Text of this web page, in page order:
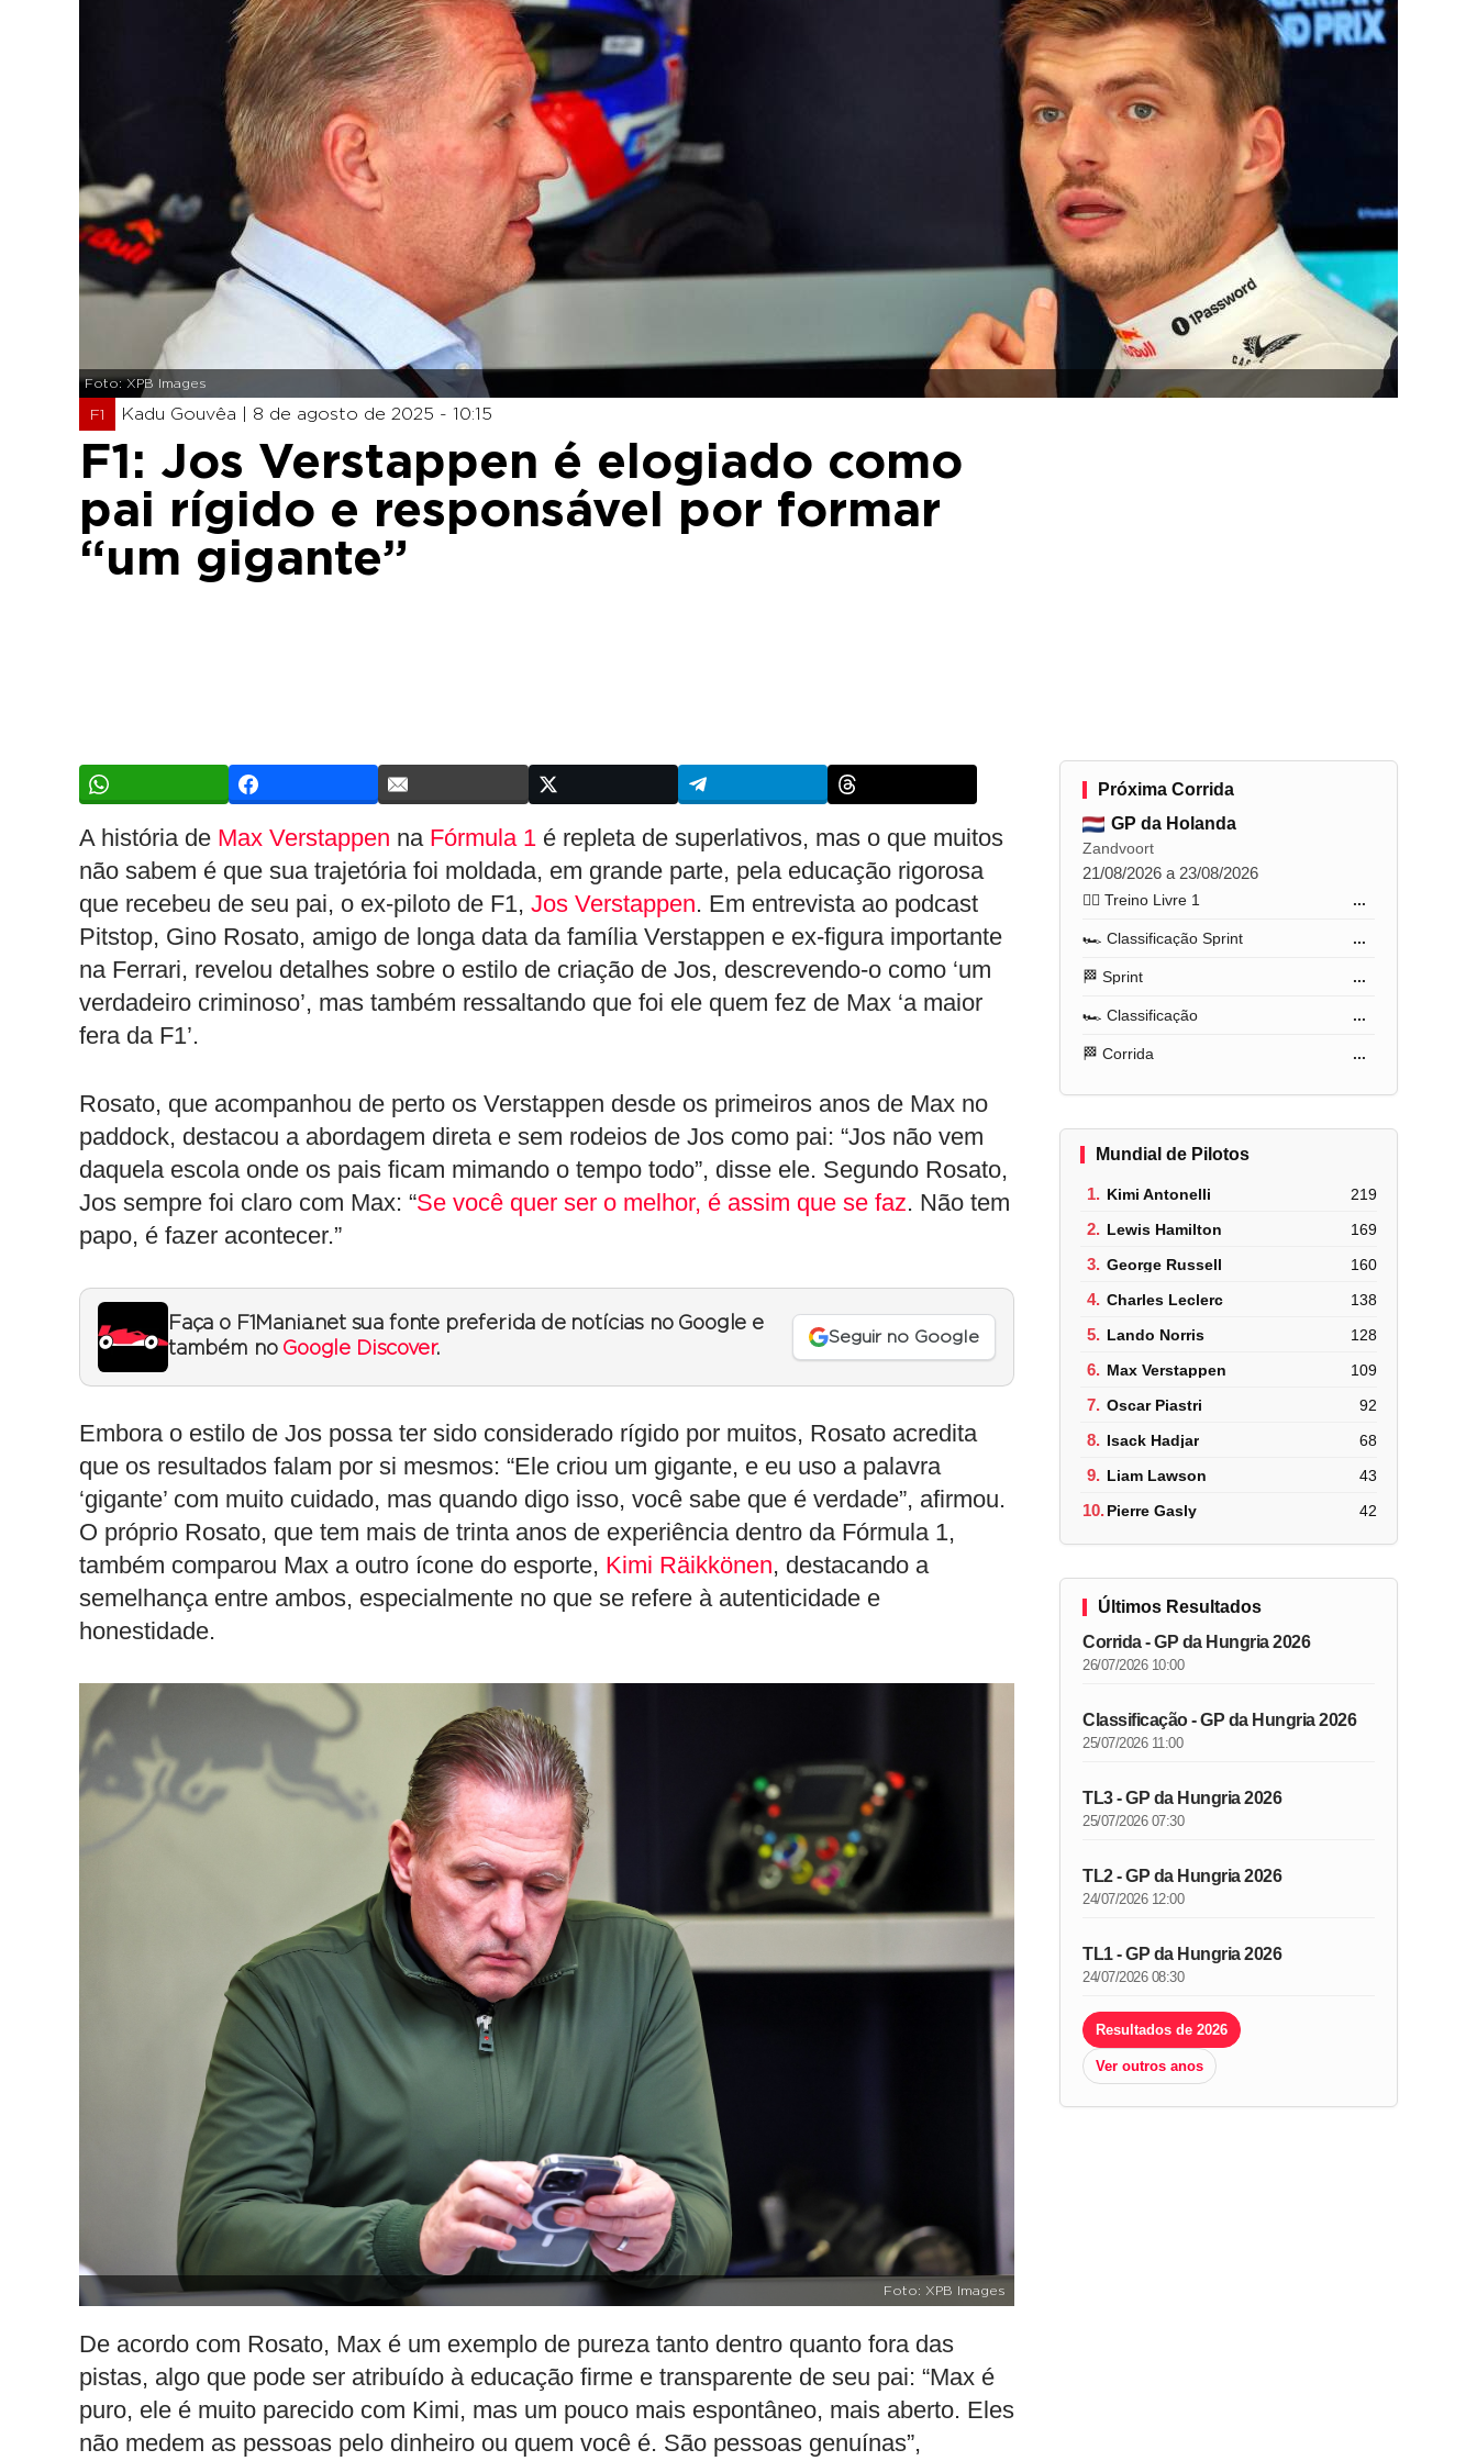
Foto: XPB Images
F1 Kadu Gouvêa | 8 de agosto de 2025 - 10:15
F1: Jos Verstappen é elogiado como
pai rígido e responsável por formar
“um gigante”
A história de Max Verstappen na Fórmula 1 é repleta de superlativos, mas o que muitos
não sabem é que sua trajetória foi moldada, em grande parte, pela educação rigorosa
que recebeu de seu pai, o ex-piloto de F1, Jos Verstappen. Em entrevista ao podcast
Pitstop, Gino Rosato, amigo de longa data da família Verstappen e ex-figura importante
na Ferrari, revelou detalhes sobre o estilo de criação de Jos, descrevendo-o como ‘um
verdadeiro criminoso’, mas também ressaltando que foi ele quem fez de Max ‘a maior
fera da F1’.
Rosato, que acompanhou de perto os Verstappen desde os primeiros anos de Max no
paddock, destacou a abordagem direta e sem rodeios de Jos como pai: “Jos não vem
daquela escola onde os pais ficam mimando o tempo todo”, disse ele. Segundo Rosato,
Jos sempre foi claro com Max: “Se você quer ser o melhor, é assim que se faz. Não tem
papo, é fazer acontecer.”
Faça o F1Mania.net sua fonte preferida de notícias no Google e
também no Google Discover.
Seguir no Google
Embora o estilo de Jos possa ter sido considerado rígido por muitos, Rosato acredita
que os resultados falam por si mesmos: “Ele criou um gigante, e eu uso a palavra
‘gigante’ com muito cuidado, mas quando digo isso, você sabe que é verdade”, afirmou.
O próprio Rosato, que tem mais de trinta anos de experiência dentro da Fórmula 1,
também comparou Max a outro ícone do esporte, Kimi Räikkönen, destacando a
semelhança entre ambos, especialmente no que se refere à autenticidade e
honestidade.
Foto: XPB Images
De acordo com Rosato, Max é um exemplo de pureza tanto dentro quanto fora das
pistas, algo que pode ser atribuído à educação firme e transparente de seu pai: “Max é
puro, ele é muito parecido com Kimi, mas um pouco mais espontâneo, mais aberto. Eles
não medem as pessoas pelo dinheiro ou quem você é. São pessoas genuínas”,
Próxima Corrida
GP da Holanda
Zandvoort
21/08/2026 a 23/08/2026
🏋️‍♂️ Treino Livre 1 ...
🏎️ Classificação Sprint ...
🏁 Sprint ...
🏎️ Classificação ...
🏁 Corrida ...
Mundial de Pilotos
1. Kimi Antonelli 219
2. Lewis Hamilton 169
3. George Russell 160
4. Charles Leclerc 138
5. Lando Norris 128
6. Max Verstappen 109
7. Oscar Piastri 92
8. Isack Hadjar 68
9. Liam Lawson 43
10.Pierre Gasly 42
Últimos Resultados
Corrida - GP da Hungria 2026
26/07/2026 10:00
Classificação - GP da Hungria 2026
25/07/2026 11:00
TL3 - GP da Hungria 2026
25/07/2026 07:30
TL2 - GP da Hungria 2026
24/07/2026 12:00
TL1 - GP da Hungria 2026
24/07/2026 08:30
Resultados de 2026
Ver outros anos